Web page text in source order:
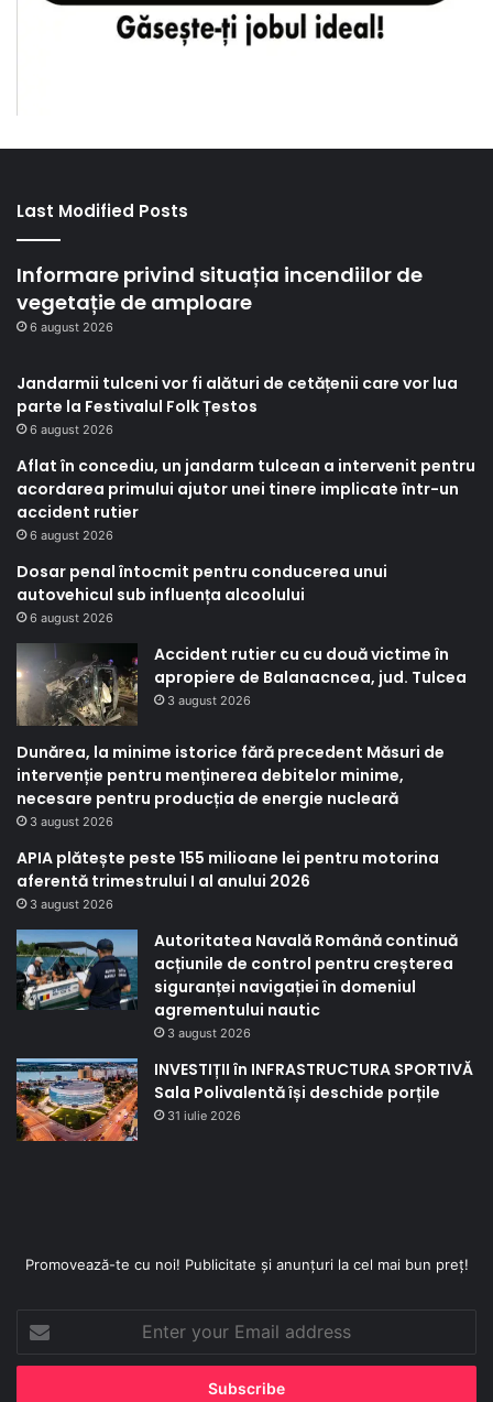
Last Modified Posts
Informare privind situația incendiilor de
vegetație de amploare
6 august 2026
Jandarmii tulceni vor fi alături de cetățenii care vor lua
parte la Festivalul Folk Țestos
6 august 2026
Aflat în concediu, un jandarm tulcean a intervenit pentru
acordarea primului ajutor unei tinere implicate într-un
accident rutier
6 august 2026
Dosar penal întocmit pentru conducerea unui
autovehicul sub influența alcoolului
6 august 2026
Accident rutier cu cu două victime în
apropiere de Balanacncea, jud. Tulcea
3 august 2026
Dunărea, la minime istorice fără precedent Măsuri de
intervenție pentru menținerea debitelor minime,
necesare pentru producția de energie nucleară
3 august 2026
APIA plătește peste 155 milioane lei pentru motorina
aferentă trimestrului I al anului 2026
3 august 2026
Autoritatea Navală Română continuă
acțiunile de control pentru creșterea
siguranței navigației în domeniul
agrementului nautic
3 august 2026
INVESTIȚII în INFRASTRUCTURA SPORTIVĂ
Sala Polivalentă își deschide porțile
31 iulie 2026
Promovează-te cu noi! Publicitate și anunțuri la cel mai bun preț!
your
Email